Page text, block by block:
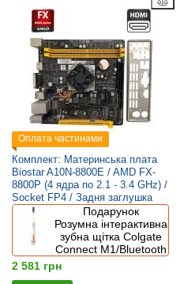
Оплата частинами
Комплект: Материнська плата
Biostar A10N-8800E / AMD FX-
8800P (4 ядра по 2.1 - 3.4 GHz) /
Socket FP4 / Задня заглушка
Подарунок
Розумна інтерактивна
зубна щітка Colgate
Connect M1/Bluetooth
2 581 грн